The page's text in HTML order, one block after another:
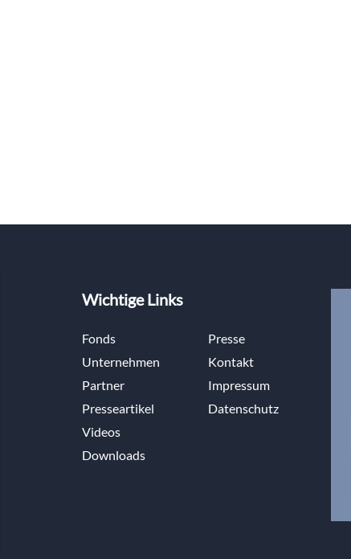
Wichtige Links
Fonds
Unternehmen
Partner
Presseartikel
Videos
Downloads
Presse
Kontakt
Impressum
Datenschutz